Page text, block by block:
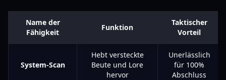
Name der
Fähigkeit
Funktion
Taktischer
Vorteil
System-Scan
Hebt versteckte
Beute und Lore
hervor
Unerlässlich
für 100%
Abschluss